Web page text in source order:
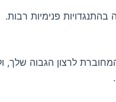
פנימיות רבות.
לרצון הגבוה שלך,